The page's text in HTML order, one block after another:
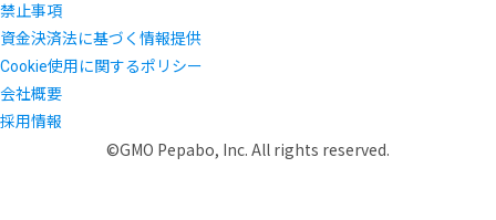
禁止事項
資金決済法に基づく情報提供
Cookie使用に関するポリシー
会社概要
採用情報
©GMO Pepabo, Inc. All rights reserved.